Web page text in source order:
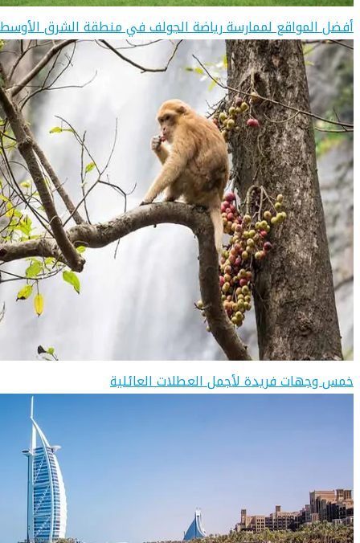
أفضل المواقع لممارسة رياضة الجولف في منطقة الشرق الأوسط
خمس وجهات فريدة لأجمل العطلات العائلية